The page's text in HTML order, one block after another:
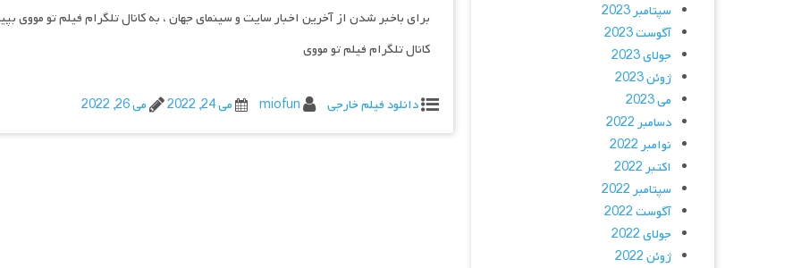
برای باخبر شدن از آخرین اخبار سایت و سینمای جهان ، به کانال تلگرام فیلم تو مووی
کانال تلگرام فیلم تو مووی
دانلود فیلم خارجی miofun می 24, 2022 می 26, 2022
سپتامبر 2023
آگوست 2023
جولای 2023
ژوئن 2023
می 2023
دسامبر 2022
نوامبر 2022
اکتبر 2022
سپتامبر 2022
آگوست 2022
جولای 2022
ژوئن 2022